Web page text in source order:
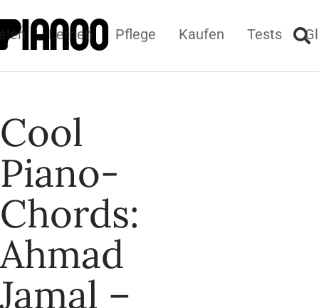
Lernen Pflege Kaufen Tests
Cool
Piano-
Chords:
Ahmad
Jamal –